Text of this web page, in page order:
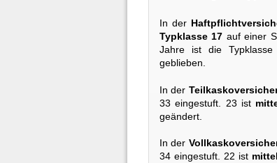
In der
Typklasse 17 auf einer
Jahre ist die Typklasse
geblieben.
In der
33 eingestuft. 23 ist
geändert.
In der
34 eingestuft. 22 ist